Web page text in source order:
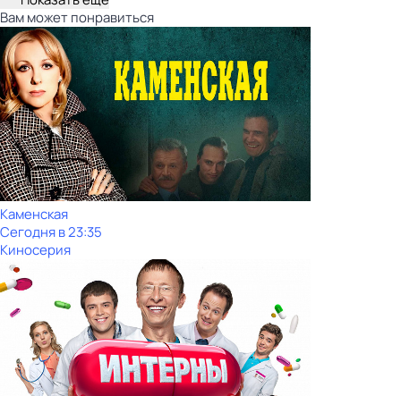
Вам может понравиться
Каменская
Сегодня в 23:35
Киносерия